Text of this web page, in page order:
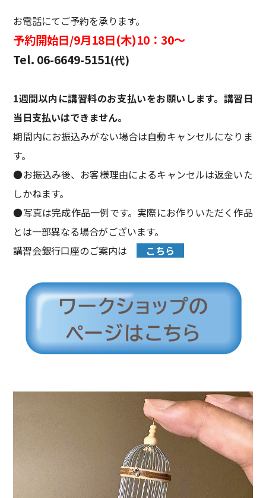
お電話にてご予約を承ります。
予約開始日/9月18日(木)10：30～
Tel. 06-6649-5151(代)
1週間以内に講習料のお支払いをお願いします。講習日
当日支払いはできません。
期間内にお振込みがない場合は自動キャンセルになりま
す。
●お振込み後、お客様理由によるキャンセルは返金いた
しかねます。
●写真は完成作品一例です。実際にお作りいただく作品
とは一部異なる場合がございます。
講習会銀行口座のご案内は
こちら